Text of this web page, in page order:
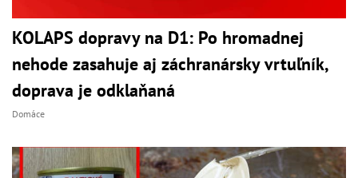
KOLAPS dopravy na D1: Po hromadnej
nehode zasahuje aj záchranársky vrtuľník,
doprava je odklaňaná
Domáce